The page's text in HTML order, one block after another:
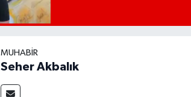
MUHABIR
Seher Akbalık